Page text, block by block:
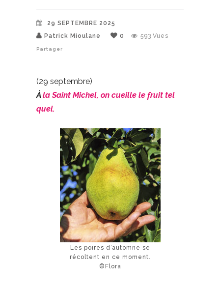
29 SEPTEMBRE 2025
Patrick Mioulane
0 593 Vues
Partager
(29 septembre)
À la Saint Michel, on cueille le fruit tel
quel.
Les poires d’automne se
récoltent en ce moment.
©Flora